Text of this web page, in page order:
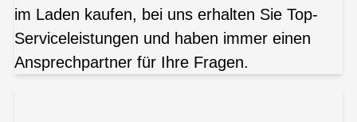
im Laden kaufen, bei uns erhalten Sie Top-
Serviceleistungen und haben immer einen
Ansprechpartner für Ihre Fragen.